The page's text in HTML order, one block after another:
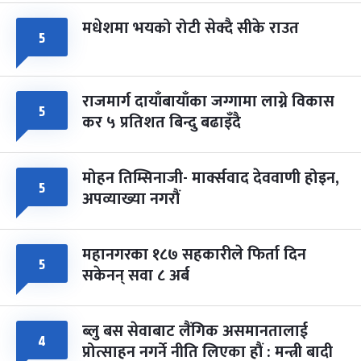
५ मधेशमा भयको रोटी सेक्दै सीके राउत
५ राजमार्ग दायाँबायाँका जग्गामा लाग्ने विकास
कर ५ प्रतिशत बिन्दु बढाइँदै
५ मोहन तिम्सिनाजी- मार्क्सवाद देववाणी होइन,
अपव्याख्या नगरौं
५ महानगरका १८७ सहकारीले फिर्ता दिन
सकेनन् सवा ८ अर्ब
४ ब्लु बस सेवाबाट लैंगिक असमानतालाई
प्रोत्साहन नगर्ने नीति लिएका हौं : मन्त्री बादी